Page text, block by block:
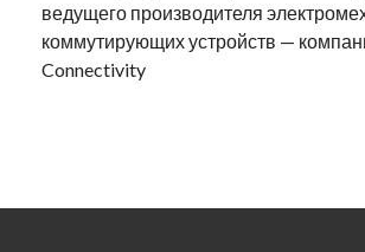
ведущего производителя
коммутирующих устройств —
Connectivity